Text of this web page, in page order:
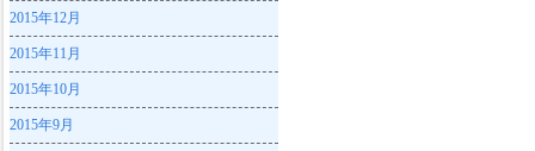
2015年12月
2015年11月
2015年10月
2015年9月